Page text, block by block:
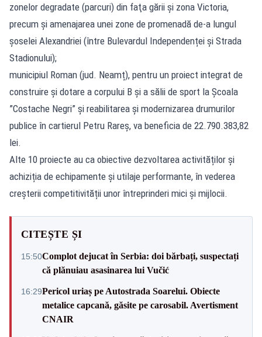
zonelor degradate (parcuri) din faţa gării şi zona Victoria,
precum și amenajarea unei zone de promenadă de-a lungul
șoselei Alexandriei (între Bulevardul Independenței și Strada
Stadionului);
municipiul Roman (jud. Neamț), pentru un proiect integrat de
construire şi dotare a corpului B şi a sălii de sport la Şcoala
”Costache Negri” şi reabilitarea şi modernizarea drumurilor
publice în cartierul Petru Rareş, va beneficia de 22.790.383,82
lei.
Alte 10 proiecte au ca obiective dezvoltarea activităților și
achiziția de echipamente și utilaje performante, în vederea
creșterii competitivității unor întreprinderi mici și mijlocii.
CITEȘTE ȘI
15:50Complot dejucat în Serbia: doi bărbați, suspectați
că plănuiau asasinarea lui Vučić
16:29Pericol uriaș pe Autostrada Soarelui. Obiecte
metalice capcană, găsite pe carosabil. Avertisment
CNAIR